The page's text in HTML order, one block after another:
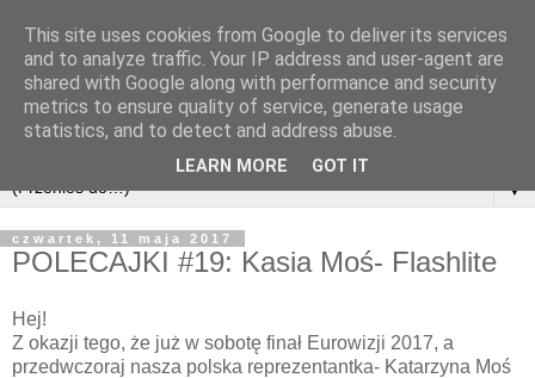
▼
czwartek, 11 maja 2017
POLECAJKI #19: Kasia Moś- Flashlite
Hej!
Z okazji tego, że już w sobotę finał Eurowizji 2017, a
przedwczoraj nasza polska reprezentantka- Katarzyna Moś
This site uses cookies from Google to deliver its services
and to analyze traffic. Your IP address and user-agent are
shared with Google along with performance and security
metrics to ensure quality of service, generate usage
statistics, and to detect and address abuse.
LEARN MORE GOT IT